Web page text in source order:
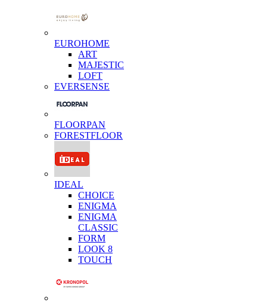
EUROHOME
ART
MAJESTIC
LOFT
EVERSENSE
FLOORPAN
FORESTFLOOR
IDEAL
CHOICE
ENIGMA
ENIGMA
CLASSIC
FORM
LOOK 8
TOUCH